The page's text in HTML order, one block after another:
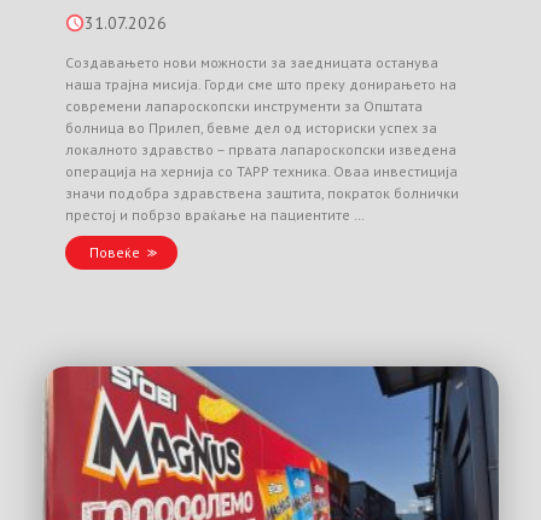
31.07.2026
Создавањето нови можности за заедницата останува
наша трајна мисија. Горди сме што преку донирањето на
современи лапароскопски инструменти за Општата
болница во Прилеп, бевме дел од историски успех за
локалното здравство – првата лапароскопски изведена
операција на хернија со TAPP техника. Оваа инвестиција
значи подобра здравствена заштита, пократок болнички
престој и побрзо враќање на пациентите …
Повеќе